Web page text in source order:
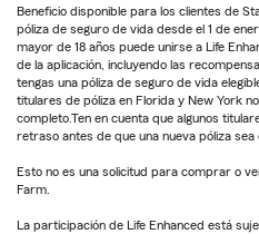
Beneficio disponible para los clientes de
póliza de seguro de vida desde el 1 de
mayor de 18 años puede unirse a Life
de la aplicación, incluyendo las
tengas una póliza de seguro de vida
titulares de póliza en Florida y New York
completo.Ten en cuenta que algunos
retraso antes de que una nueva póliza sea
Esto no es una solicitud para comprar o
Farm.
La participación de Life Enhanced está